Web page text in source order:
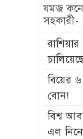
যমজ
সহকারী-
আয়োজন
বিয়ের
বোন!
বিশ্ব
এল